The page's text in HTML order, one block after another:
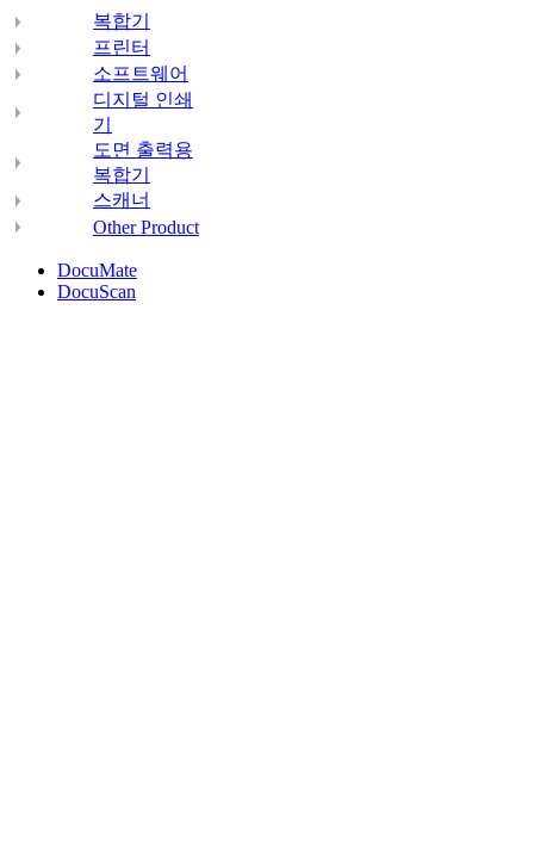
복합기
프린터
소프트웨어
디지털 인쇄
기
도면 출력용
복합기
스캐너
Other Product
DocuMate
DocuScan